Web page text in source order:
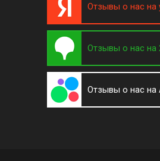
Отзывы о нас на
Отзывы о нас на
Отзывы о нас на